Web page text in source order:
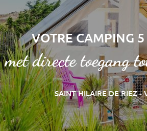
VOTRE CAMPING 5
met directe toegang
SAINT HILAIRE DE RIEZ -